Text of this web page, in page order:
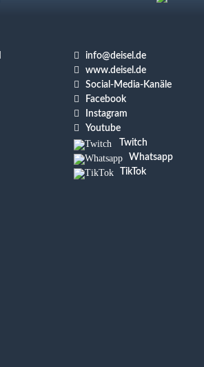
 info@deisel.de
 www.deisel.de
 Social-Media-Kanäle
 Facebook
 Instagram

Youtube
Twitch
Whatsapp
TikTok